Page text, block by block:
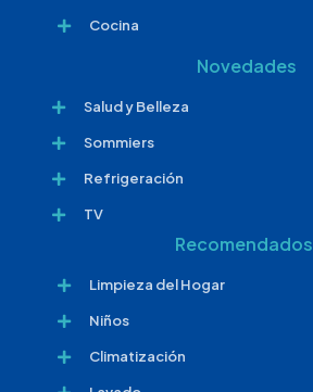
Cocina
Novedades
Salud y Belleza
Sommiers
Refrigeración
TV
Recomendados
Limpieza del Hogar
Niños
Climatización